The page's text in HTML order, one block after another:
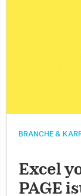
BRANCHE &
Excel
PAGE